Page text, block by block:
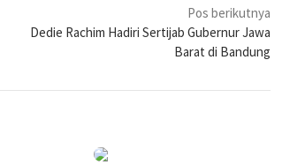
Pos berikutnya
Dedie Rachim Hadiri Sertijab Gubernur Jawa
Barat di Bandung